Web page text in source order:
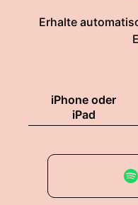
Erhalte
iPhone oder
iPad